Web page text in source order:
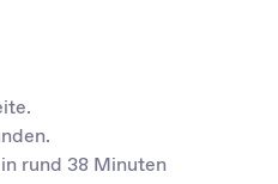
rund 38 Minuten